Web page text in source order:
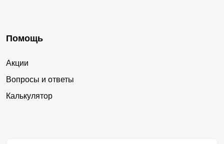
Помощь
Акции
Вопросы и ответы
Калькулятор